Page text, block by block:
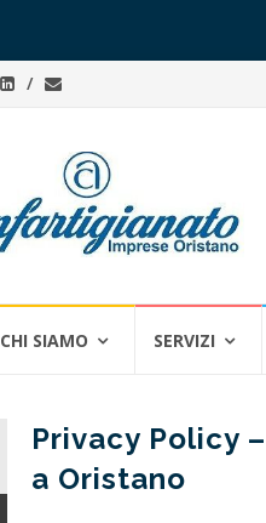
CHI SIAMO SERVIZI
Privacy Policy
a Oristano